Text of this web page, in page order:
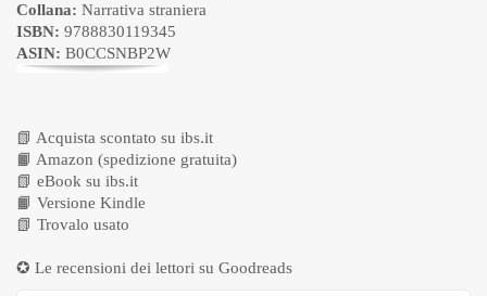
Collana: Narrativa straniera
ISBN: 9788830119345
ASIN: B0CCSNBP2W
📗 Acquista scontato su ibs.it
📙 Amazon (spedizione gratuita)
📗 eBook su ibs.it
📙 Versione Kindle
📗 Trovalo usato
✪ Le recensioni dei lettori su Goodreads